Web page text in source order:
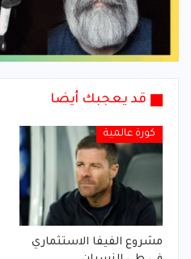
قد يعجبك أيضا
كورة عالمية
مشروع الفيفا الاستثماري